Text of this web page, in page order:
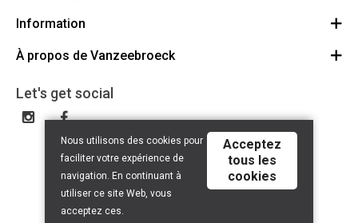
Vanzeebroeck Motors
1600 Sint-Pieters-Leeuw
023316022
Information
Annulation Commande
Conditions générales
Privacy policy
À propos de Vanzeebroeck
Cheque Cadeau
Échange et Retours
Let's get social
Nous utilisons des cookies pour
faciliter votre expérience de
navigation. En continuant à
utiliser ce site Web, vous
acceptez ces.
Acceptez
tous les
cookies